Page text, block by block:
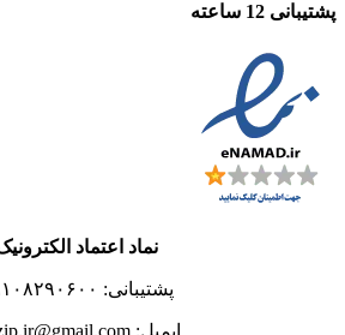
پشتیبانی 12 ساعته
نماد اعتماد
پشتیبانی: ۰۹۱۰۸۲۹۰۶۰۰